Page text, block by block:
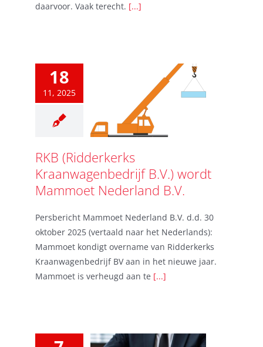
daarvoor. Vaak terecht. [...]
18
11, 2025
RKB (Ridderkerks
Kraanwagenbedrijf B.V.) wordt
Mammoet Nederland B.V.
Persbericht Mammoet Nederland B.V. d.d. 30
oktober 2025 (vertaald naar het Nederlands):
Mammoet kondigt overname van Ridderkerks
Kraanwagenbedrijf BV aan in het nieuwe jaar.
Mammoet is verheugd aan te [...]